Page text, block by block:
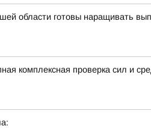
области готовы наращивать
комплексная проверка сил и